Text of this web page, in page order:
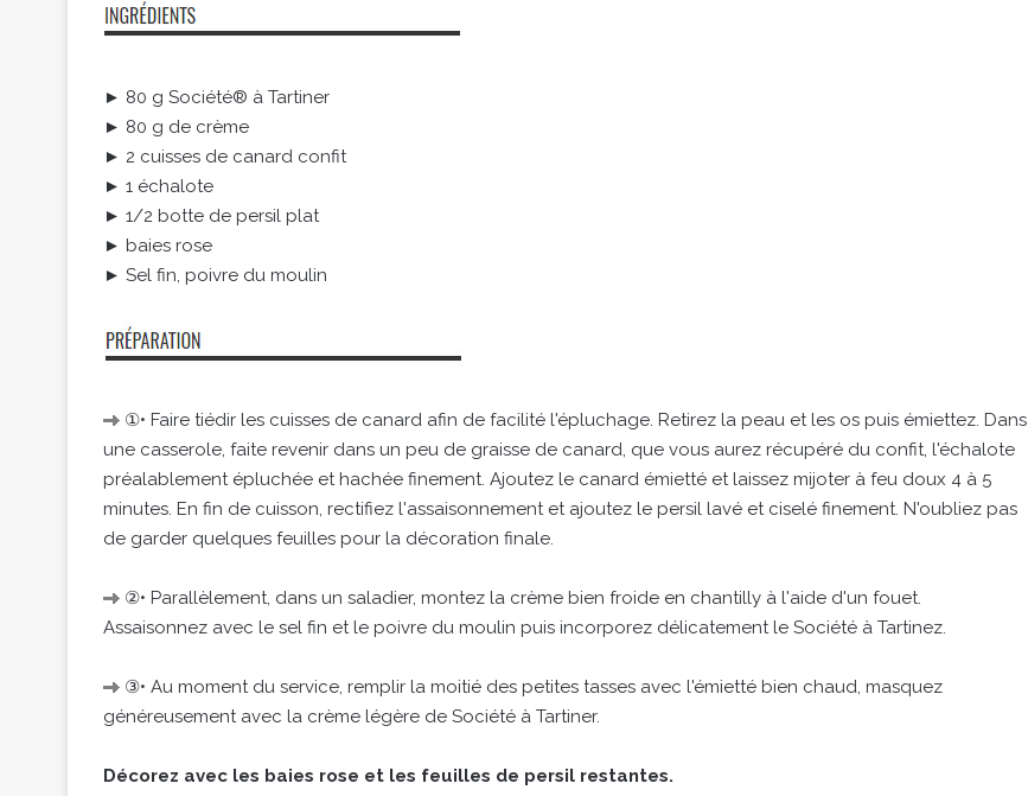
► 80 g Société® à Tartiner
► 80 g de crème
► 2 cuisses de canard confit
► 1 échalote
► 1/2 botte de persil plat
► baies rose
► Sel fin, poivre du moulin
①• Faire tiédir les cuisses de canard afin de facilité l'épluchage. Retirez la peau et les os puis émiettez. Dans
une casserole, faite revenir dans un peu de graisse de canard, que vous aurez récupéré du confit, l'échalote
préalablement épluchée et hachée finement. Ajoutez le canard émietté et laissez mijoter à feu doux 4 à 5
minutes. En fin de cuisson, rectifiez l'assaisonnement et ajoutez le persil lavé et ciselé finement. N'oubliez pas
de garder quelques feuilles pour la décoration finale.
②• Parallèlement, dans un saladier, montez la crème bien froide en chantilly à l'aide d'un fouet.
Assaisonnez avec le sel fin et le poivre du moulin puis incorporez délicatement le Société à Tartinez.
③• Au moment du service, remplir la moitié des petites tasses avec l'émietté bien chaud, masquez
généreusement avec la crème légère de Société à Tartiner.
Décorez avec les baies rose et les feuilles de persil restantes.